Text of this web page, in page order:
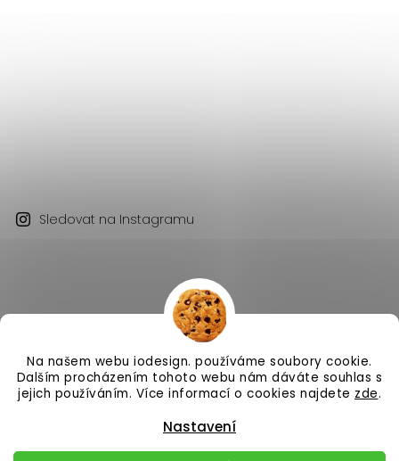
Na našem webu iodesign. používáme soubory cookie.
Dalším procházením tohoto webu nám dáváte souhlas s
jejich používáním. Více informací o cookies najdete zde.
Nastavení
Sledovat na Instagramu
Copyright 2026 iodesign. . Všechna práva vyhrazena.
Vytvořil Shoptet| DesignShoptak.cz